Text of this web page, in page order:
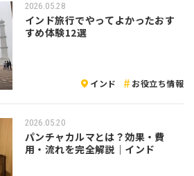
2026.05.28
インド旅行でやってよかったおす
すめ体験12選
インド お役立ち情報
2026.05.20
パンチャカルマとは？効果・費
用・流れを完全解説｜インド